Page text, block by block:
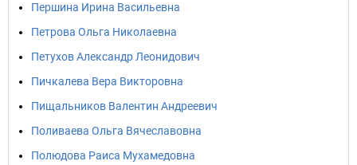
Першина Ирина Васильевна
Петрова Ольга Николаевна
Петухов Александр Леонидович
Пичкалева Вера Викторовна
Пищальников Валентин Андреевич
Поливаева Ольга Вячеславовна
Полюдова Раиса Мухамедовна